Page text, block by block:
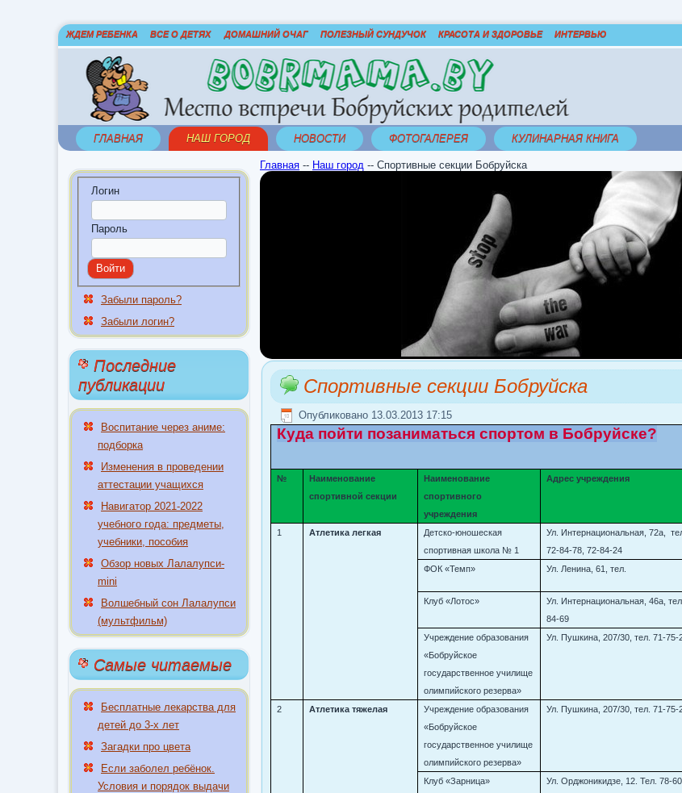
ЖДЕМ РЕБЕНКА ВСЕ О ДЕТЯХ ДОМАШНИЙ ОЧАГ ПОЛЕЗНЫЙ СУНДУЧОК КРАСОТА И ЗДОРОВЬЕ ИНТЕРВЬЮ
ГЛАВНАЯ НАШ ГОРОД НОВОСТИ ФОТОГАЛЕРЕЯ КУЛИНАРНАЯ КНИГА
Логин
Пароль
Забыли пароль?
Забыли логин?
Последние
публикации
Воспитание через аниме:
подборка
Изменения в проведении
аттестации учащихся
Навигатор 2021-2022
учебного года: предметы,
учебники, пособия
Обзор новых Лалалупси-
mini
Волшебный сон Лалалупси
(мультфильм)
Самые читаемые
Бесплатные лекарства для
детей до 3-х лет
Загадки про цвета
Если заболел ребёнок.
Условия и порядок выдачи
Главная -- Наш город -- Спортивные секции Бобруйска
Спортивные секции Бобруйска
Опубликовано 13.03.2013 17:15
Куда пойти позаниматься спортом в Бобруйске?
№
Наименование
спортивной секции
Наименование
спортивного
учреждения
Адрес учреждения
1
Атлетика легкая
Детско-юношеская
спортивная школа № 1
Ул. Интернациональная, 72а,
72-84-78, 72-84-24
ФОК «Темп» Ул. Ленина, 61, тел.
Клуб «Лотос»
Ул. Интернациональная, 46а,
84-69
Учреждение образования
«Бобруйское
государственное училище
олимпийского резерва»
Ул. Пушкина, 207/30, тел. 71-75-
2 Атлетика тяжелая
Учреждение образования
«Бобруйское
государственное училище
олимпийского резерва»
Ул. Пушкина, 207/30, тел. 71-75-
Клуб «Зарница» Ул. Орджоникидзе, 12. Тел. 78-